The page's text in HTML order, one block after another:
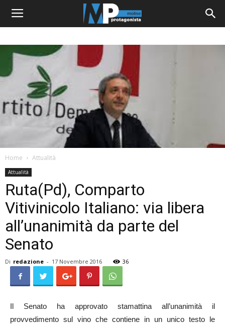
Home Attualità
Attualità
Ruta(Pd), Comparto
Vitivinicolo Italiano: via libera
all’unanimità da parte del
Senato
Di redazione - 17 Novembre 2016 36
Il Senato ha approvato stamattina all’unanimità il
provvedimento sul vino che contiene in un unico testo le